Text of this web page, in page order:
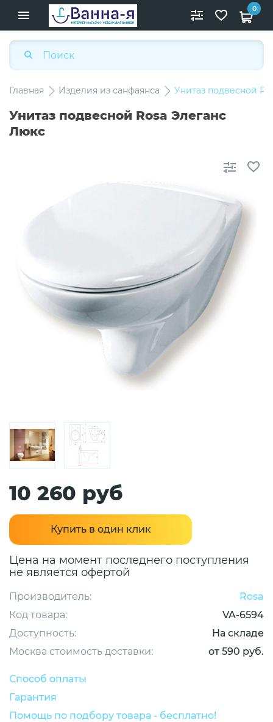
0
Главная Изделия из санфаянса Унитаз подвесной
Унитаз подвесной Rosa Элеганс
Люкс
10 260 руб
Купить в один клик
Цена на момент последнего поступления
не является офертой
Производитель:
Rosa
Код товара:
VA-6594
Доступность:
На складе
Москва стоимость доставки:
от 590 руб.
Способ оплаты
Гарантия
Помощь по подбору товара - бесплатно!